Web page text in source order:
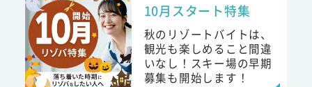
10月スタート特集
秋のリゾートバイトは、
観光も楽しめること間違
いなし！スキー場の早期
募集も開始します！